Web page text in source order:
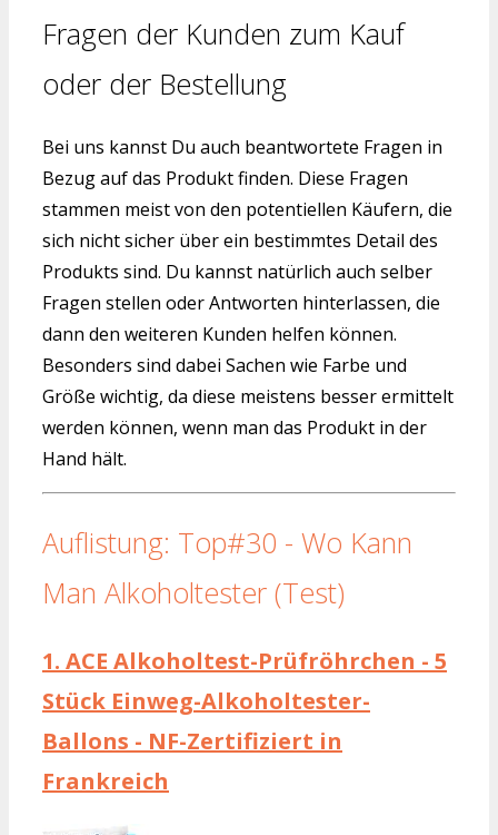
Fragen der Kunden zum Kauf
oder der Bestellung
Bei uns kannst Du auch beantwortete Fragen in
Bezug auf das Produkt finden. Diese Fragen
stammen meist von den potentiellen Käufern, die
sich nicht sicher über ein bestimmtes Detail des
Produkts sind. Du kannst natürlich auch selber
Fragen stellen oder Antworten hinterlassen, die
dann den weiteren Kunden helfen können.
Besonders sind dabei Sachen wie Farbe und
Größe wichtig, da diese meistens besser ermittelt
werden können, wenn man das Produkt in der
Hand hält.
Auflistung: Top#30 - Wo Kann
Man Alkoholtester (Test)
1. ACE Alkoholtest-Prüfröhrchen - 5
Stück Einweg-Alkoholtester-
Ballons - NF-Zertifiziert in
Frankreich